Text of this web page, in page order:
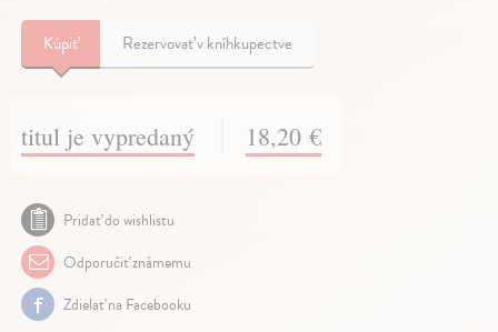
Kúpiť Rezervovať v kníhkupectve
titul je vypredaný 18,20 €
Pridať do wishlistu
Odporučiť známemu
Zdielať na Facebooku